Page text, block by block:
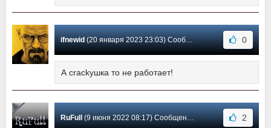
ifnewid(20 января 2023 23:03) Сообщение #16 0
А crackушка то не работает!
RuFull (9 июня 2022 08:17) Сообщение #15 2